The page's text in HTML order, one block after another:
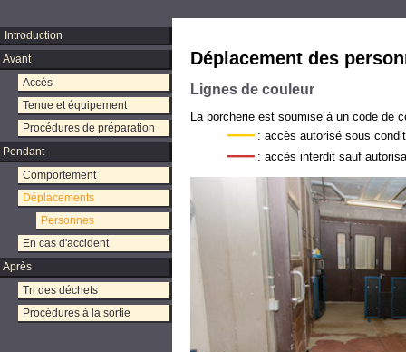
Introduction
Avant
Accès
Tenue et équipement
Procédures de préparation
Pendant
Comportement
Déplacements
Personnes
En cas d'accident
Après
Tri des déchets
Procédures à la sortie
Déplacement des
Lignes de couleur
La porcherie est soumise à un code de
------ : accès autorisé sous
------ : accès interdit sauf